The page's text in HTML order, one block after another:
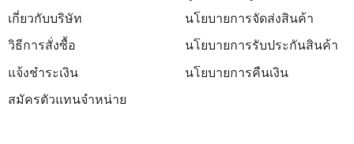
เกี่ยวกับบริษัท
วิธีการสั่งซื้อ
แจ้งชำระเงิน
สมัครตัวแทนจำหน่าย
นโยบายการจัดส่งสินค้า
นโยบายการรับประกันสินค้า
นโยบายการคืนเงิน